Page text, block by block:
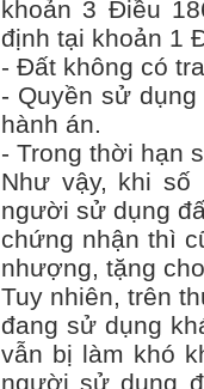
khoản 3 Điều
định tại khoản 1
- Đất không có
- Quyền sử
hành án.
- Trong thời hạn
Như vậy, khi số
người sử dụng
chứng nhận thì
nhượng, tặng
Tuy nhiên, trên
đang sử dụng
vẫn bị làm khó
người sử dụng